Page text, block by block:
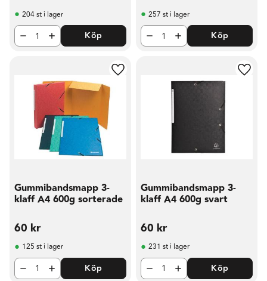
204 st i lager
Köp
257 st i lager
Köp
Gummibandsmapp 3-
klaff A4 600g sorterade
60 kr
Lägg till i favoriter
125 st i lager
Köp
Gummibandsmapp 3-
klaff A4 600g svart
60 kr
231 st i lager
Köp